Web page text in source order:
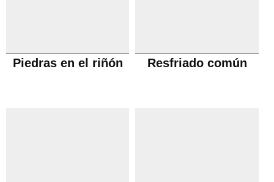
Piedras en el riñón Resfriado común